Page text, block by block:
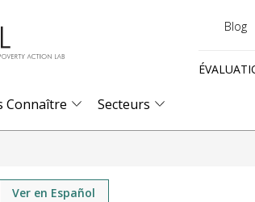
Blog
Connaître Secteurs
Ver en Español